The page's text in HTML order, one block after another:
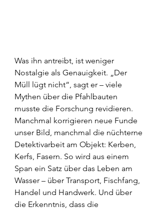
Was ihn antreibt, ist weniger
Nostalgie als Genauigkeit. „Der
Müll lügt nicht“, sagt er – viele
Mythen über die Pfahlbauten
musste die Forschung revidieren.
Manchmal korrigieren neue Funde
unser Bild, manchmal die nüchterne
Detektivarbeit am Objekt: Kerben,
Kerfs, Fasern. So wird aus einem
Span ein Satz über das Leben am
Wasser – über Transport, Fischfang,
Handel und Handwerk. Und über
die Erkenntnis, dass die